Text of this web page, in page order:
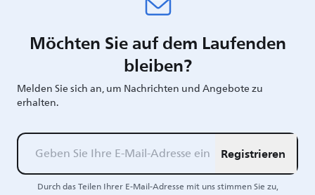
Möchten Sie auf dem Laufenden
bleiben?
Melden Sie sich an, um Nachrichten und Angebote zu
erhalten.
Registrieren
Durch das Teilen Ihrer E-Mail-Adresse mit uns stimmen Sie zu,